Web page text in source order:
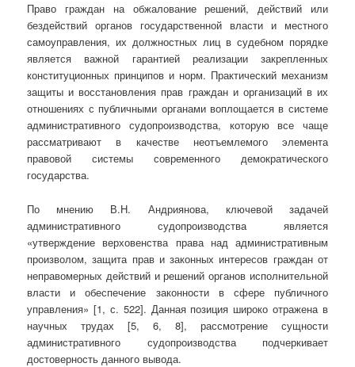
Право граждан на обжалование решений, действий или
бездействий органов государственной власти и местного
самоуправления, их должностных лиц в судебном порядке
является важной гарантией реализации закрепленных
конституционных принципов и норм. Практический механизм
защиты и восстановления прав граждан и организаций в их
отношениях с публичными органами воплощается в системе
административного судопроизводства, которую все чаще
рассматривают в качестве неотъемлемого элемента
правовой системы современного демократического
государства.
По мнению В.Н. Андриянова, ключевой задачей
административного судопроизводства является
«утверждение верховенства права над административным
произволом, защита прав и законных интересов граждан от
неправомерных действий и решений органов исполнительной
власти и обеспечение законности в сфере публичного
управления» [1, с. 522]. Данная позиция широко отражена в
научных трудах [5, 6, 8], рассмотрение сущности
административного судопроизводства подчеркивает
достоверность данного вывода.